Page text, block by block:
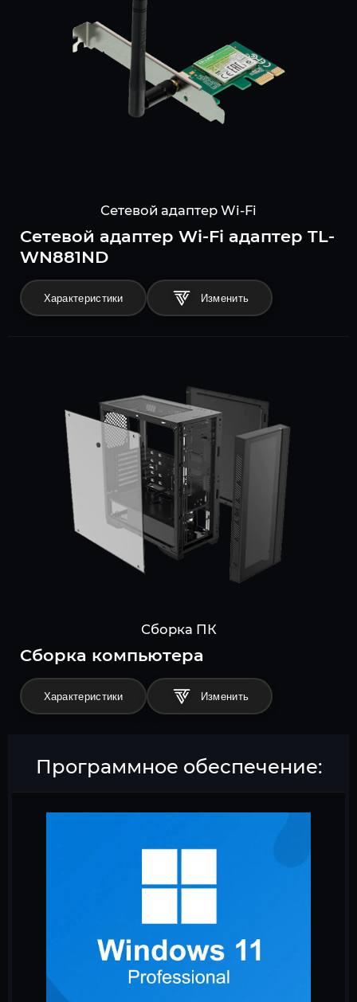
Сетевой адаптер Wi-Fi
Сетевой адаптер Wi-Fi адаптер TL-
WN881ND
Характеристики
Сборка ПК
Cборка компьютера
Характеристики
Программное обеспечение: